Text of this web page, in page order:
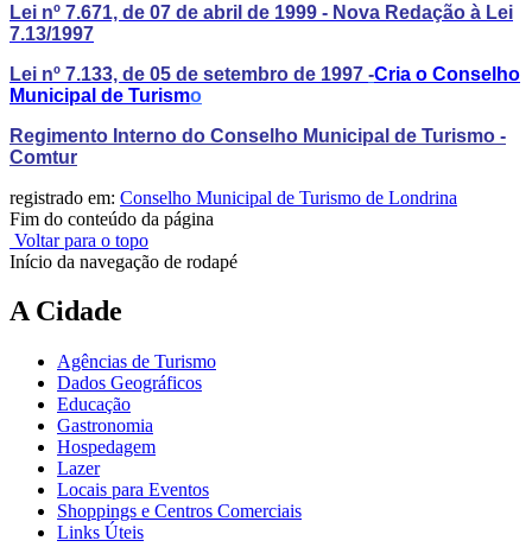
Lei nº 7.671, de 07 de abril de 1999 - Nova Redação à Lei
7.13/1997
Lei nº 7.133, de 05 de setembro de 1997 -Cria o Conselho
Municipal de Turismo
Regimento Interno do Conselho Municipal de Turismo -
Comtur
registrado em: Conselho Municipal de Turismo de Londrina
Fim do conteúdo da página
Voltar para o topo
Início da navegação de rodapé
A Cidade
Agências de Turismo
Dados Geográficos
Educação
Gastronomia
Hospedagem
Lazer
Locais para Eventos
Shoppings e Centros Comerciais
Links Úteis